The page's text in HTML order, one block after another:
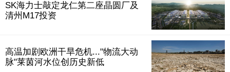
SK海力士敲定龙仁第二座晶圆厂及
清州M17投资
高温加剧欧洲干旱危机..."物流大动
脉"莱茵河水位创历史新低